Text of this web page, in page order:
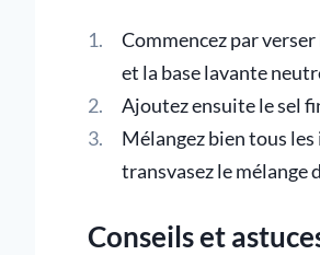
Commencez par
et la base lavante
Ajoutez ensuite le sel
Mélangez bien tous
transvasez le mélange
Conseils et